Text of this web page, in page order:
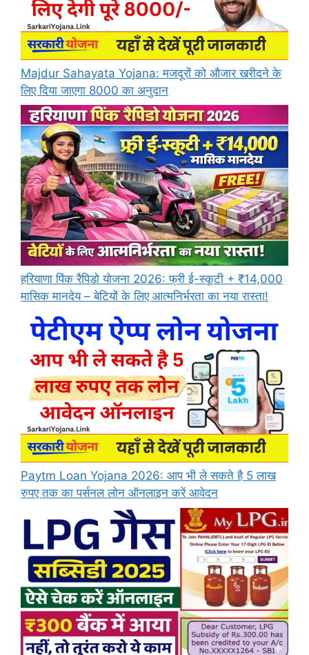
Majdur Sahayata Yojana: मजदूरों को औजार खरीदने के
लिए दिया जाएगा 8000 का अनुदान
हरियाणा पिंक रैपिडो योजना 2026: फ्री ई-स्कूटी + ₹14,000
मासिक मानदेय – बेटियों के लिए आत्मनिर्भरता का नया रास्ता!
Paytm Loan Yojana 2026: आप भी ले सकते है 5 लाख
रुपए तक का पर्सनल लोन ऑनलाइन करें आवेदन